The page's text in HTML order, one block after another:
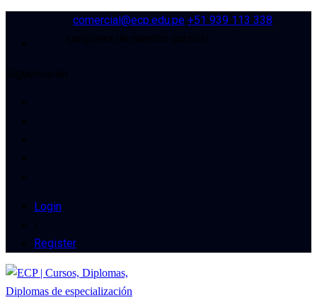
comercial@ecp.edu.pe +51 939 113 338
Login
Register